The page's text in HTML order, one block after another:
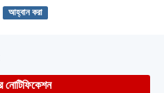
আহ্বান করা
নোটিফিকেশন